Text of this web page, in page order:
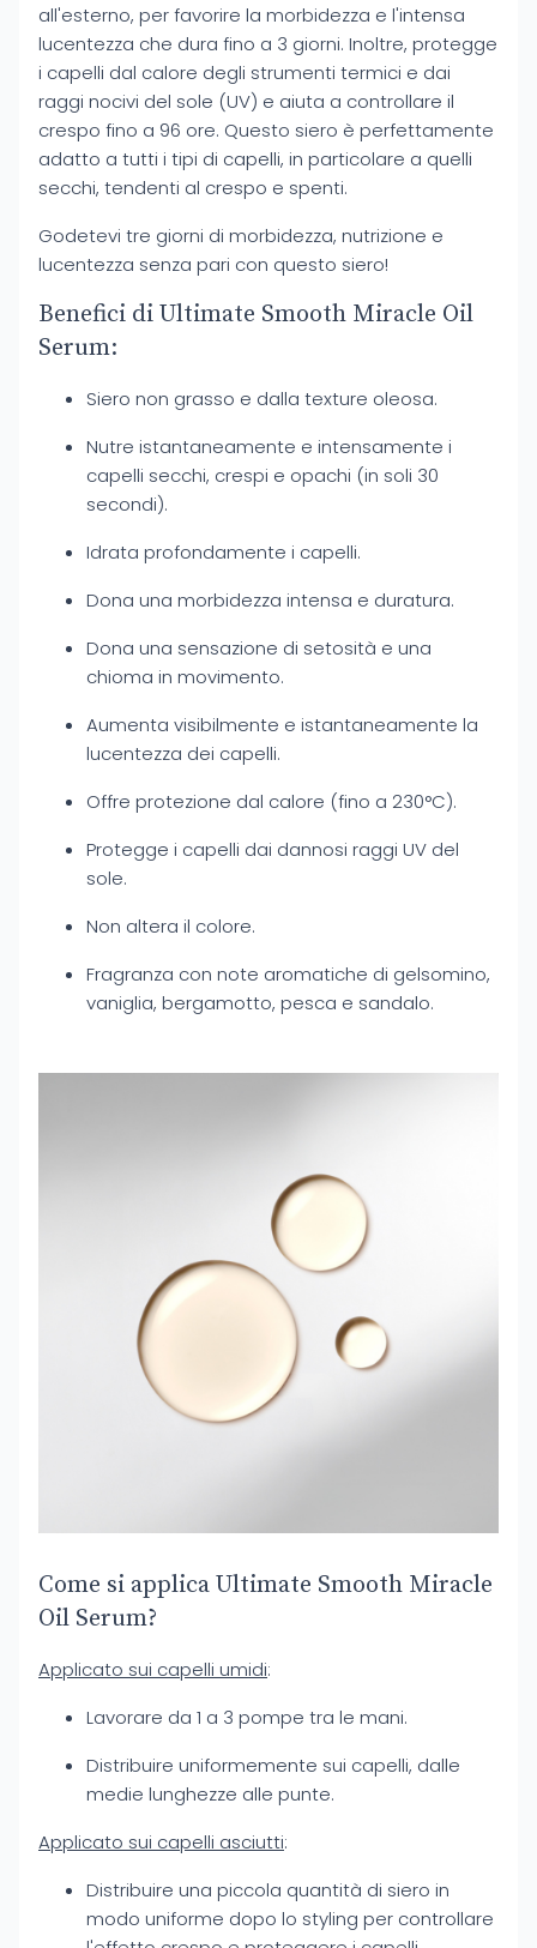
all'esterno, per favorire la morbidezza e l'intensa
lucentezza che dura fino a 3 giorni. Inoltre, protegge
i capelli dal calore degli strumenti termici e dai
raggi nocivi del sole (UV) e aiuta a controllare il
crespo fino a 96 ore. Questo siero è perfettamente
adatto a tutti i tipi di capelli, in particolare a quelli
secchi, tendenti al crespo e spenti.
Godetevi tre giorni di morbidezza, nutrizione e
lucentezza senza pari con questo siero!
Benefici di Ultimate Smooth Miracle Oil
Serum:
Siero non grasso e dalla texture oleosa.
Nutre istantaneamente e intensamente i
capelli secchi, crespi e opachi (in soli 30
secondi).
Idrata profondamente i capelli.
Dona una morbidezza intensa e duratura.
Dona una sensazione di setosità e una
chioma in movimento.
Aumenta visibilmente e istantaneamente la
lucentezza dei capelli.
Offre protezione dal calore (fino a 230°C).
Protegge i capelli dai dannosi raggi UV del
sole.
Non altera il colore.
Fragranza con note aromatiche di gelsomino,
vaniglia, bergamotto, pesca e sandalo.
Come si applica Ultimate Smooth Miracle
Oil Serum?
Applicato sui capelli umidi:
Lavorare da 1 a 3 pompe tra le mani.
Distribuire uniformemente sui capelli, dalle
medie lunghezze alle punte.
Applicato sui capelli asciutti:
Distribuire una piccola quantità di siero in
modo uniforme dopo lo styling per controllare